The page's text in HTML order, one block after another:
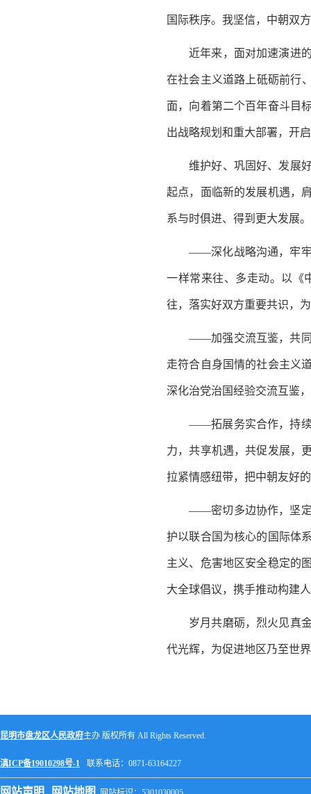
国际秩序。我坚信，中朝双
近年来，面对加速演进
在社会主义道路上砥砺前行
面，向着第二个百年奋斗目
出战略规划和重大部署，开
维护好、巩固好、发展
起点，面临新的发展机遇，
系与时俱进、得到更大发展。
——深化战略沟通，牢牢
一样常来往、多走动。以《
往，落实好双方重要共识，
——加强交流互鉴，共同
走符合自身国情的社会主义
深化治党治国经验交流互鉴
——拓展务实合作，持续
力，共享机遇，共促发展，
拉紧情感纽带，把中朝友好
——密切多边协作，坚定
护以联合国为核心的国际体
主义、危害地区安全稳定的
大全球倡议，携手推动构建
岁月共磨砺，烈火见真
代光辉，为促进地区乃至世
昆明市盘龙区人民政府主办 版权所有 All Rights Reserved.
滇ICP备19010298号-1 联系电话：0871-63164227
网站声明 网站地图